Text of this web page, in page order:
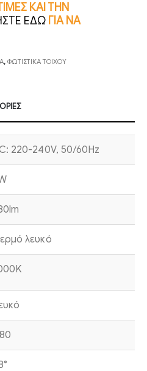
ΚΑΙ ΤΗΝ
ΕΔΩ ΓΙΑ ΝΑ
, ΦΩΤΙΣΤΙΚΑ ΤΟΙΧΟΥ
220-240V, 50/60Hz
λευκό